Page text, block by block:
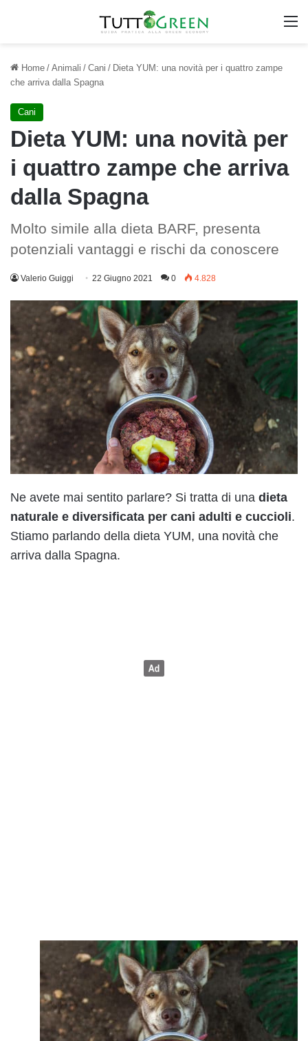
Home / Animali / Cani / Dieta YUM: una novità per i quattro zampe
che arriva dalla Spagna
Cani
Dieta YUM: una novità per
i quattro zampe che arriva
dalla Spagna
Molto simile alla dieta BARF, presenta
potenziali vantaggi e rischi da conoscere
Valerio Guiggi 22 Giugno 2021 0 4.828
Ne avete mai sentito parlare? Si tratta di una dieta
naturale e diversificata per cani adulti e cuccioli.
Stiamo parlando della dieta YUM, una novità che
arriva dalla Spagna.